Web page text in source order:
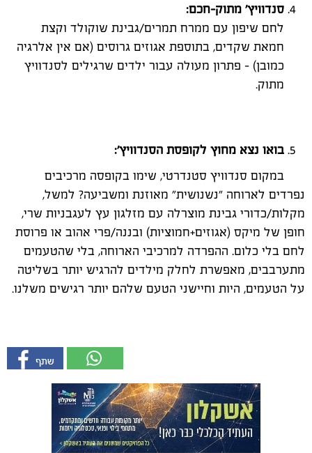
סנדוויץ' מתוק-חכם:
לחם שיפון עם ממרח תמרים/גבינת שוקולד וקצת
חמאת שקדים, בתוספת אגוזים גרוסים (אם אין אלרגיה
כמובן) – פתרון מעולה עבור ילדים שרגילים לסנדוויץ
מתוק.
בואו נצא מחוץ לקופסת הסנדוויץ':
במקום סנדוויץ סטנדרטי, שימו בקופסה מרכיבים
נפרדים לארוחה "נשנושית" מאוזנת ומשביעה? למשל,
מקלות/כדורי גבינת מוצרלה עם מזלגון עץ לעגבניות שרי,
חופן של מיקס (אגוזים+חמוציות) ובננה/פרי אהוב או פרוסת
לחם בלי כלום. ההפרדה למרכיבי הארוחה, בלי שהטעמים
מתערבבים, מאפשרת לחלק מילדים להרגיש יותר בשליטה
על הטעמים, היות וחיישני הטעם שלהם יותר רגישים משלנו.